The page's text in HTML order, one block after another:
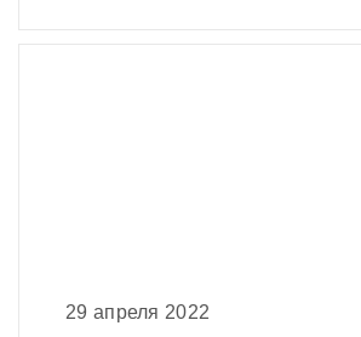
29 апреля 2022